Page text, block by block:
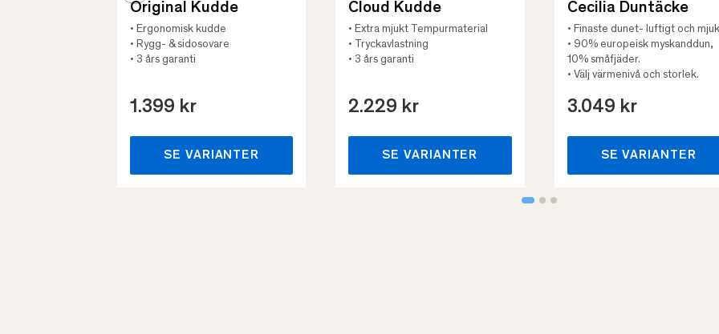
Original Kudde
• Ergonomisk kudde
• Rygg- & sidosovare
• 3 års garanti
1.399 kr
SE VARIANTER
Cloud Kudde
• Extra mjukt Tempurmaterial
• Tryckavlastning
• 3 års garanti
2.229 kr
SE VARIANTER
Cecilia Duntäcke
• Finaste dunet- luftigt och
• 90% europeisk myskanddun,
10% småfjäder.
• Välj värmenivå och storlek.
3.049 kr
SE VARIANTER